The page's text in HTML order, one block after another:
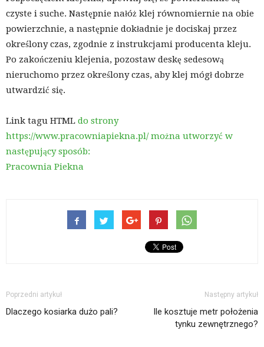
czyste i suche. Następnie nałóż klej równomiernie na obie
powierzchnie, a następnie dokładnie je dociskaj przez
określony czas, zgodnie z instrukcjami producenta kleju.
Po zakończeniu klejenia, pozostaw deskę sedesową
nieruchomo przez określony czas, aby klej mógł dobrze
utwardzić się.
Link tagu HTML do strony
https://www.pracowniapiekna.pl/ można utworzyć w
następujący sposób:
Pracownia Piekna
Poprzedni artykuł
Dlaczego kosiarka dużo pali?
Następny artykuł
Ile kosztuje metr położenia
tynku zewnętrznego?